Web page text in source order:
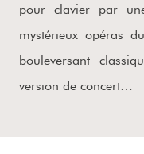
pour clavier par
mystérieux opéras
bouleversant
version de concert…